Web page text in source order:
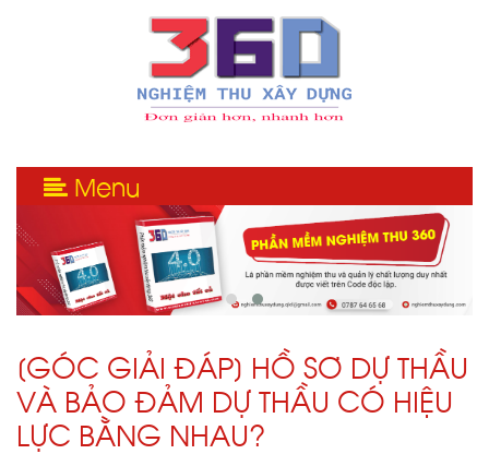
Menu
[GÓC GIẢI ĐÁP] HỒ SƠ DỰ THẦU
VÀ BẢO ĐẢM DỰ THẦU CÓ HIỆU
LỰC BẰNG NHAU?